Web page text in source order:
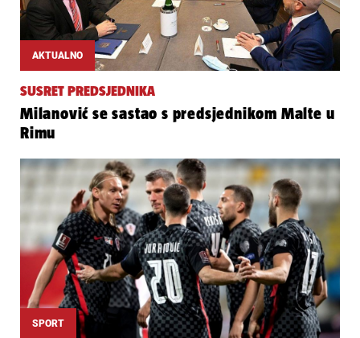
AKTUALNO
SUSRET PREDSJEDNIKA
Milanović se sastao s predsjednikom Malte u
Rimu
SPORT